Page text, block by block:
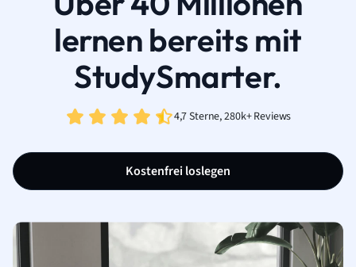
lernen bereits mit
StudySmarter.
4,7 Sterne, 280k+ Reviews
Kostenfrei loslegen